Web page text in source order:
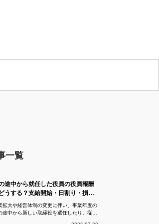
一覧
途中から就任した役員の役員報酬
うする？支給開始・日割り・損金
を解説
拡大や経営体制の変更に伴い、事業年度の
途中から新しい取締役を選任したり、従業